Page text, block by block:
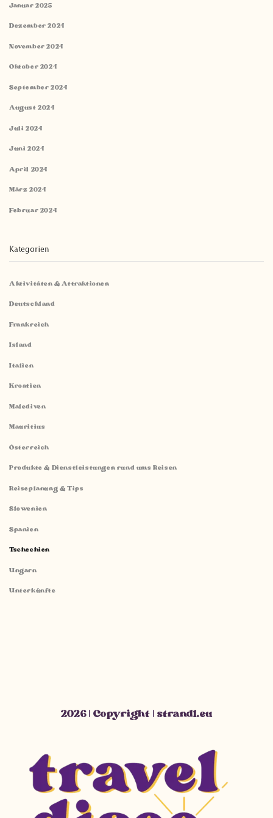
Januar 2025
Dezember 2024
November 2024
Oktober 2024
September 2024
August 2024
Juli 2024
Juni 2024
April 2024
März 2024
Februar 2024
Kategorien
Aktivitäten & Attraktionen
Deutschland
Frankreich
Island
Italien
Kroatien
Malediven
Mauritius
Österreich
Produkte & Dienstleistungen rund ums Reisen
Reiseplanung & Tips
Slowenien
Spanien
Tschechien
Ungarn
Unterkünfte
2026 | Copyright | strandl.eu